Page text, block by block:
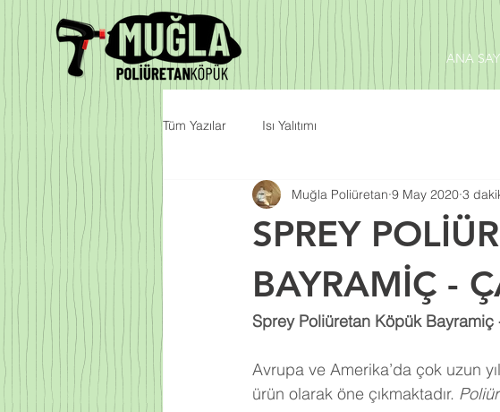
ANA
Tüm Yazılar Isı Yalıtımı
SPREY
BAYRAMİÇ -
Muğla Poliüretan 9 May 2020 3
Sprey Poliüretan Köpük Bayramiç
Avrupa ve Amerika’da çok uzun
ürün olarak öne çıkmaktadır.